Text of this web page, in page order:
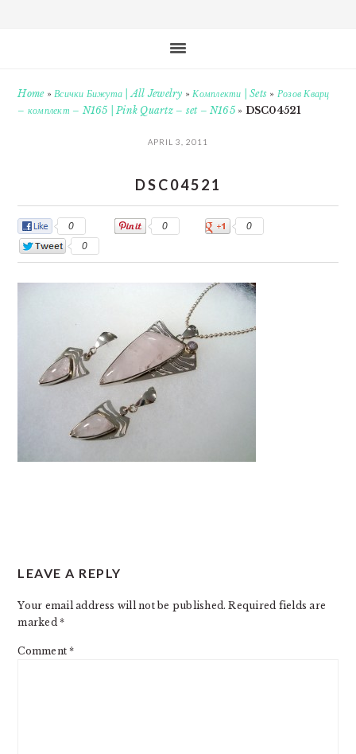
Home»Всички Бижута | All Jewelry »Комплекти | Sets » Розов Кварц
– комплект – N165 | Pink Quartz – set – N165» DSC04521
APRIL 3, 2011
DSC04521
0 0
0
0
INTERACTIONS
LEAVE A REPLY
Your email address will not be published. Required fields are
marked*
Comment*